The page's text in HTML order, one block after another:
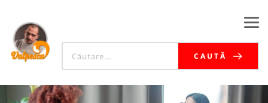
CAUTĂ